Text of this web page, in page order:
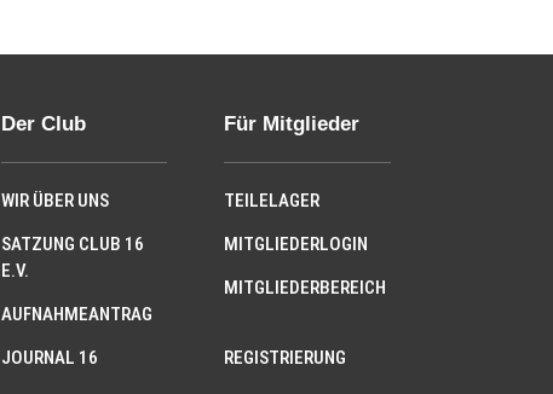
Der Club
WIR ÜBER UNS
SATZUNG CLUB 16
E.V.
AUFNAHMEANTRAG
JOURNAL 16
Für Mitglieder
TEILELAGER
MITGLIEDERLOGIN
MITGLIEDERBEREICH
REGISTRIERUNG